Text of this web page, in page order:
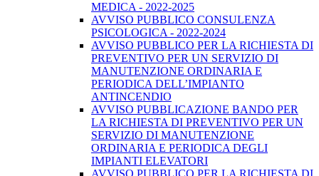
MEDICA - 2022-2025
AVVISO PUBBLICO CONSULENZA
PSICOLOGICA - 2022-2024
AVVISO PUBBLICO PER LA RICHIESTA DI
PREVENTIVO PER UN SERVIZIO DI
MANUTENZIONE ORDINARIA E
PERIODICA DELL’IMPIANTO
ANTINCENDIO
AVVISO PUBBLICAZIONE BANDO PER
LA RICHIESTA DI PREVENTIVO PER UN
SERVIZIO DI MANUTENZIONE
ORDINARIA E PERIODICA DEGLI
IMPIANTI ELEVATORI